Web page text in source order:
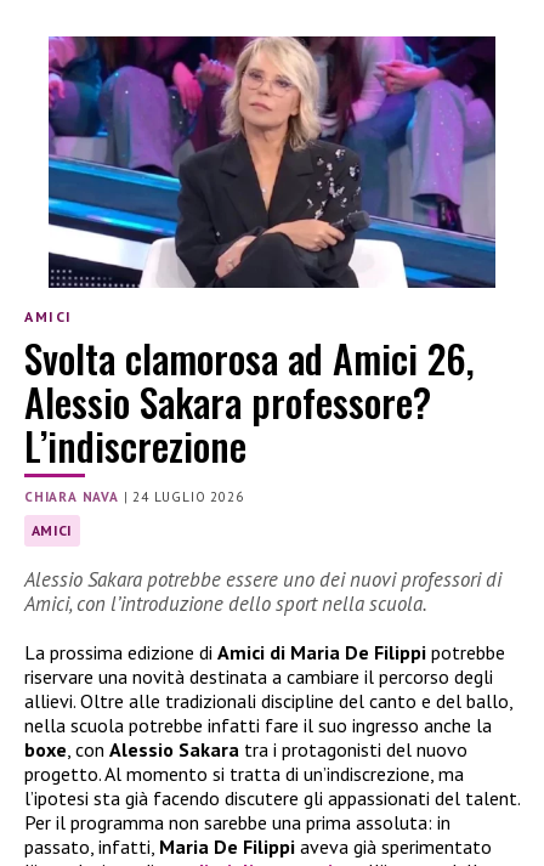
AMICI
Svolta clamorosa ad Amici 26,
Alessio Sakara professore?
L’indiscrezione
CHIARA NAVA |24 LUGLIO 2026
AMICI
Alessio Sakara potrebbe essere uno dei nuovi professori di
Amici, con l’introduzione dello sport nella scuola.
La prossima edizione di Amici di Maria De Filippi potrebbe
riservare una novità destinata a cambiare il percorso degli
allievi. Oltre alle tradizionali discipline del canto e del ballo,
nella scuola potrebbe infatti fare il suo ingresso anche la
boxe, con Alessio Sakara tra i protagonisti del nuovo
progetto. Al momento si tratta di un’indiscrezione, ma
l’ipotesi sta già facendo discutere gli appassionati del talent.
Per il programma non sarebbe una prima assoluta: in
passato, infatti, Maria De Filippi aveva già sperimentato